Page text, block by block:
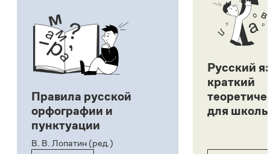
Правила русской
орфографии и
пунктуации
В. В. Лопатин (ред.)
Русский
краткий
для